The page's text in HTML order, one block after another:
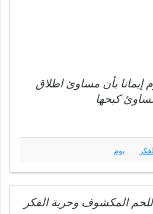
إيمانا بأن مساوئ اطلاق
كبحها
يوم
المكشوف وحرية الفكر